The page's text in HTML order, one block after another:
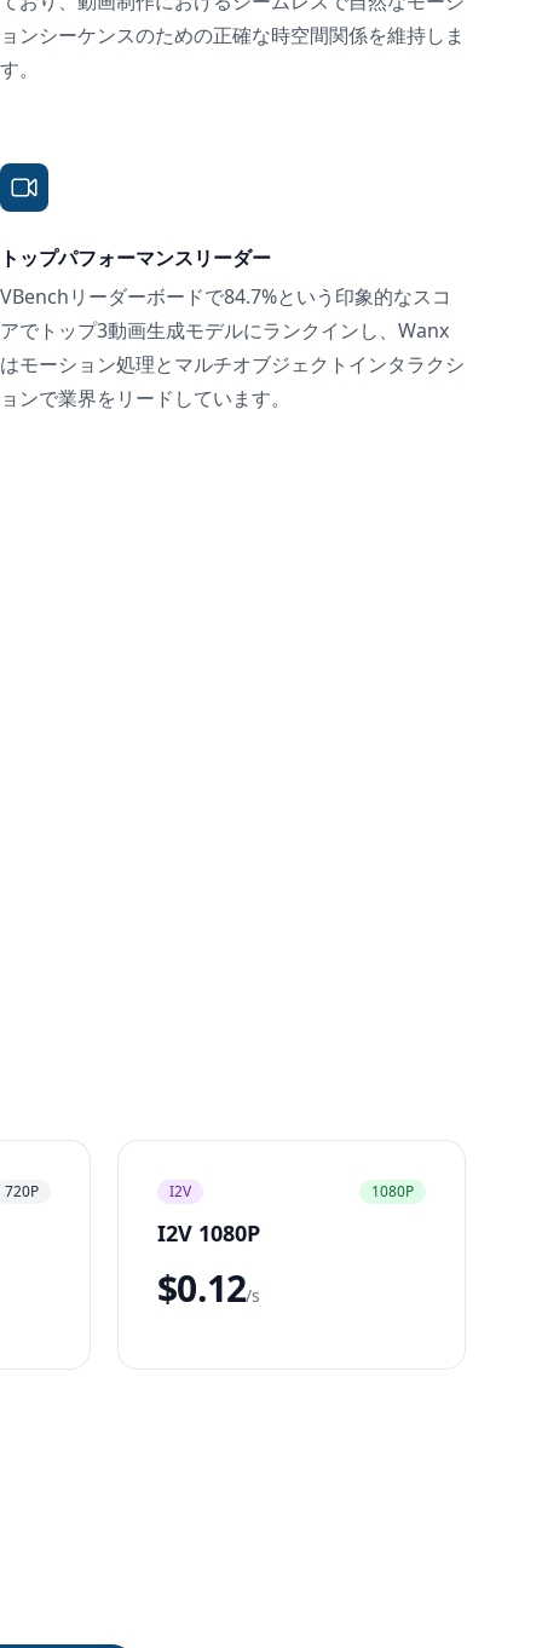
ョンシーケンスのための正確な時空間関係を維持しま
す。
トップパフォーマンスリーダー
VBenchリーダーボードで84.7%という印象的なスコ
アでトップ3動画生成モデルにランクインし、Wanx
はモーション処理とマルチオブジェクトインタラクシ
ョンで業界をリードしています。
720P I2V 1080P
I2V 1080P
$0.12/s